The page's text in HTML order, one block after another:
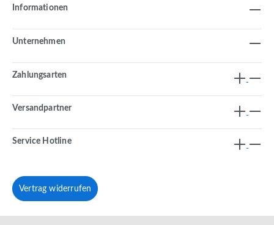
Informationen
Unternehmen
Zahlungsarten
Versandpartner
Service Hotline
Vertrag widerrufen